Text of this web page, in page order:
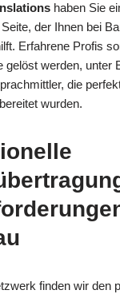
haben Sie
der Ihnen bei
Erfahrene Profis
gelöst werden, unter
die
wurden.
finden wir den